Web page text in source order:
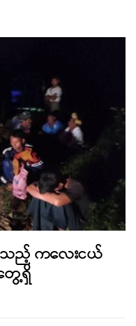
ေသည့် ကလေးငယ်
ေ့ရှိ